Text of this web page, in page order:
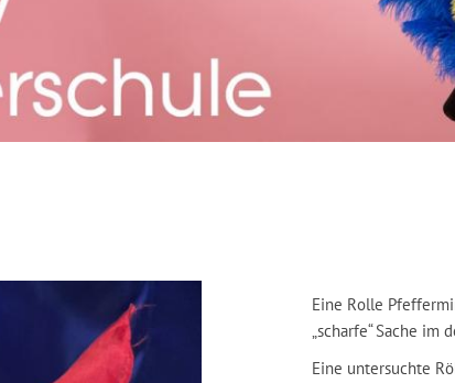
Eine Rolle
„scharfe“ Sache im
Eine untersuchte